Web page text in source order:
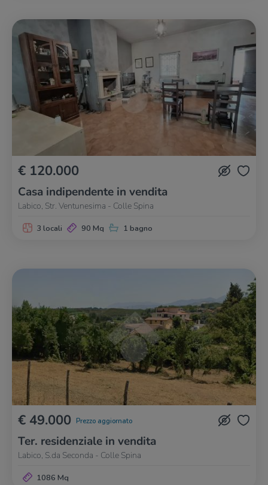
€ 120.000
Casa indipendente in vendita
Labico, Str. Ventunesima - Colle Spina
3 locali 90 Mq 1 bagno
€ 49.000 Prezzo aggiornato
Ter. residenziale in vendita
Labico, S.da Seconda - Colle Spina
1086 Mq